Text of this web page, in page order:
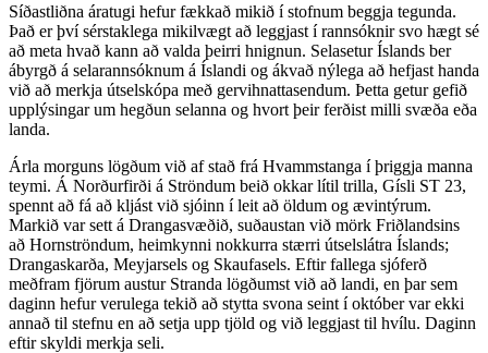
Síðastliðna áratugi hefur fækkað mikið í stofnum beggja tegunda.
Það er því sérstaklega mikilvægt að leggjast í rannsóknir svo hægt sé
að meta hvað kann að valda þeirri hnignun. Selasetur Íslands ber
ábyrgð á selarannsóknum á Íslandi og ákvað nýlega að hefjast handa
við að merkja útselskópa með gervihnattasendum. Þetta getur gefið
upplýsingar um hegðun selanna og hvort þeir ferðist milli svæða eða
landa.
Árla morguns lögðum við af stað frá Hvammstanga í þriggja manna
teymi. Á Norðurfirði á Ströndum beið okkar lítil trilla, Gísli ST 23,
spennt að fá að kljást við sjóinn í leit að öldum og ævintýrum.
Markið var sett á Drangasvæðið, suðaustan við mörk Friðlandsins
að Hornströndum, heimkynni nokkurra stærri útselslátra Íslands;
Drangaskarða, Meyjarsels og Skaufasels. Eftir fallega sjóferð
meðfram fjörum austur Stranda lögðumst við að landi, en þar sem
daginn hefur verulega tekið að stytta svona seint í október var ekki
annað til stefnu en að setja upp tjöld og við leggjast til hvílu. Daginn
eftir skyldi merkja seli.